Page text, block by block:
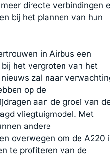
directe verbindingen
bij het plannen van hun
in Airbus een
het vergroten van het
zal naar
op de
aan de groei van
vliegtuigmodel. Met
andere
overwegen om de A220
te profiteren van de